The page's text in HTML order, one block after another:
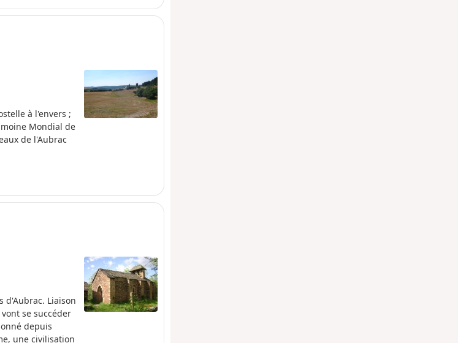
à l'envers ;
Mondial de
de l'Aubrac
d'Aubrac. Liaison
se succéder
depuis
une civilisation